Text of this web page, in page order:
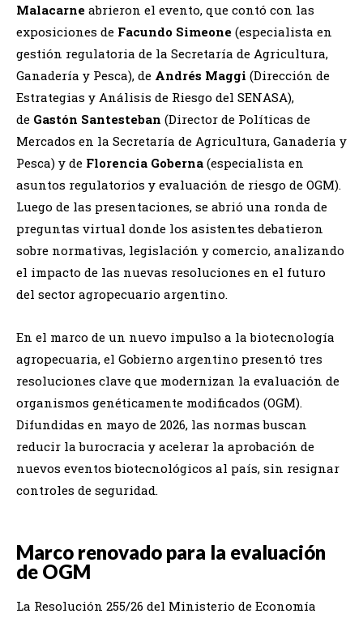
Malacarne abrieron el evento, que contó con las
exposiciones de Facundo Simeone (especialista en
gestión regulatoria de la Secretaría de Agricultura,
Ganadería y Pesca), de Andrés Maggi (Dirección de
Estrategias y Análisis de Riesgo del SENASA),
de Gastón Santesteban (Director de Políticas de
Mercados en la Secretaría de Agricultura, Ganadería y
Pesca) y de Florencia Goberna (especialista en
asuntos regulatorios y evaluación de riesgo de OGM).
Luego de las presentaciones, se abrió una ronda de
preguntas virtual donde los asistentes debatieron
sobre normativas, legislación y comercio, analizando
el impacto de las nuevas resoluciones en el futuro
del sector agropecuario argentino.
En el marco de un nuevo impulso a la biotecnología
agropecuaria, el Gobierno argentino presentó tres
resoluciones clave que modernizan la evaluación de
organismos genéticamente modificados (OGM).
Difundidas en mayo de 2026, las normas buscan
reducir la burocracia y acelerar la aprobación de
nuevos eventos biotecnológicos al país, sin resignar
controles de seguridad.
Marco renovado para la evaluación
de OGM
La Resolución 255/26 del Ministerio de Economía